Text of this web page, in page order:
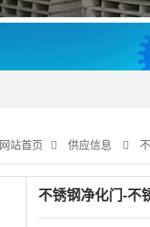
网站首页 供应信息